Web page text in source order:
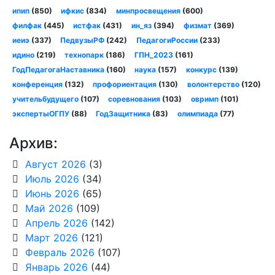
ипип(850) ифкис (834) минпросвещения(600)
филфак(445) истфак (431) ин_яз(394) физмат(369)
иеиэ(337) ПедвузыРФ (242) ПедагогиРоссии(233)
идино(219) технопарк (186) ГПН_2023(161)
ГодПедагогаНаставника(160) наука (157) конкурс(139)
конференция(132) профориентация (130) волонтерство(120)
учительбудущего(107) соревнования (103) овримп(101)
экспертыОГПУ(88) ГодЗащитника (83) олимпиада(77)
Архив:
Август 2026 (3)
Июль 2026 (34)
Июнь 2026 (65)
Май 2026 (109)
Апрель 2026 (142)
Март 2026 (121)
Февраль 2026 (107)
Январь 2026 (44)